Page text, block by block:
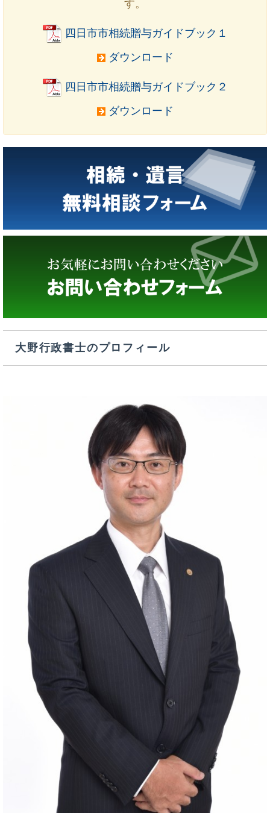
す。
四日市市相続贈与ガイドブック１
ダウンロード
四日市市相続贈与ガイドブック２
ダウンロード
大野行政書士のプロフィール